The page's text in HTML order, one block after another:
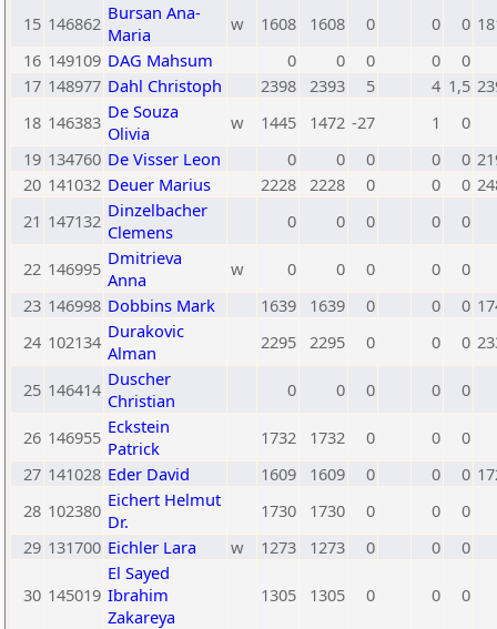
15 146862 Bursan Ana-
Maria
w 1608 1608 0 0 0
16 149109 DAG Mahsum 0 0 0 0
0
17 148977 Dahl Christoph 2398 2393 5 4 1,5
18 146383 De Souza
Olivia
w 1445 1472 -27 1
0
19 134760 De Visser Leon 0 0 0 0 0
20 141032 Deuer Marius 2228 2228 0 0 0
21 147132 Dinzelbacher
Clemens
0 0 0 0 0
22 146995 Dmitrieva
Anna
w 0 0 0 0
0
23 146998 Dobbins Mark 1639 1639 0 0 0
24 102134 Durakovic
Alman
2295 2295 0 0 0
25 146414 Duscher
Christian
0 0 0 0 0
26 146955 Eckstein
Patrick
1732 1732 0 0
0
27 141028 Eder David 1609 1609 0 0 0
28 102380 Eichert Helmut
Dr.
1730 1730 0 0
0
29 131700 Eichler Lara w 1273 1273 0 0 0
30 145019
El Sayed
Ibrahim
Zakareya
1305 1305 0 0 0